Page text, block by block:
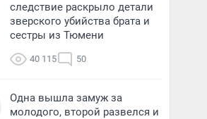
следствие раскрыло детали
зверского убийства брата и
сестры из Тюмени
40 115 50
Одна вышла замуж за
молодого, второй развелся и